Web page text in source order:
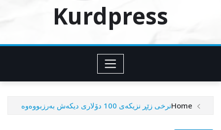
Kurdpress
Homeنرخی زێڕ نزیکەی 100 دۆلاری دیکەش بەرزبووەوە